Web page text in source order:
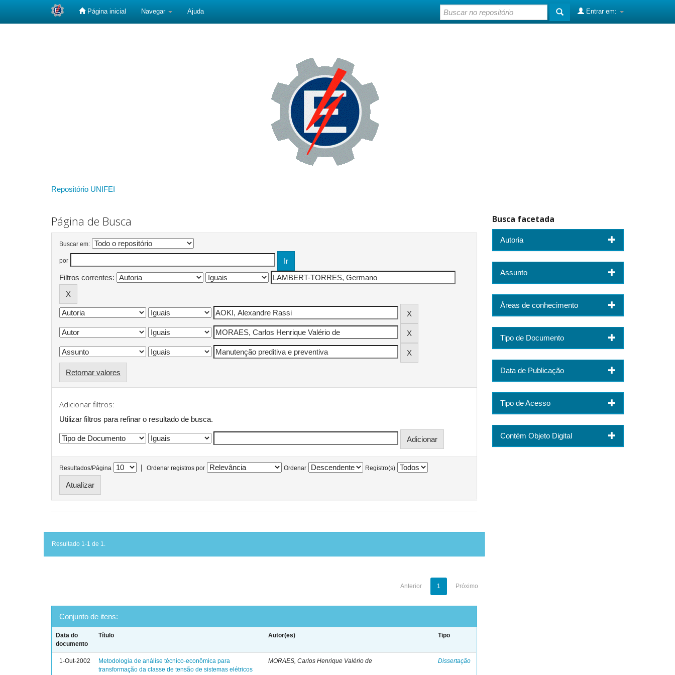
Página inicial Navegar Ajuda Entrar em:
Repositório UNIFEI
Página de Busca
Buscar em:
por
Filtros correntes:
Retornar valores
Adicionar filtros:
Utilizar filtros para refinar o resultado de busca.
Resultados/Página | Ordenar registros por Ordenar Registro(s)
Resultado 1-1 de 1.
Anterior 1 Próximo
Conjunto de itens:
Data do
documento
Título Autor(es) Tipo
1-Out-2002
Metodologia de análise técnico-econômica para
transformação da classe de tensão de sistemas elétricos
MORAES, Carlos Henrique Valério de Dissertação
Busca facetada
Autoria
Assunto
Áreas de conhecimento
Tipo de Documento
Data de Publicação
Tipo de Acesso
Contém Objeto Digital